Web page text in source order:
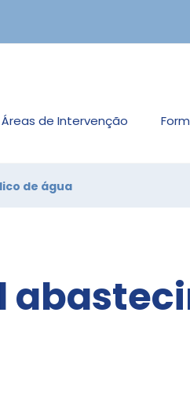
Áreas de Intervenção
de água